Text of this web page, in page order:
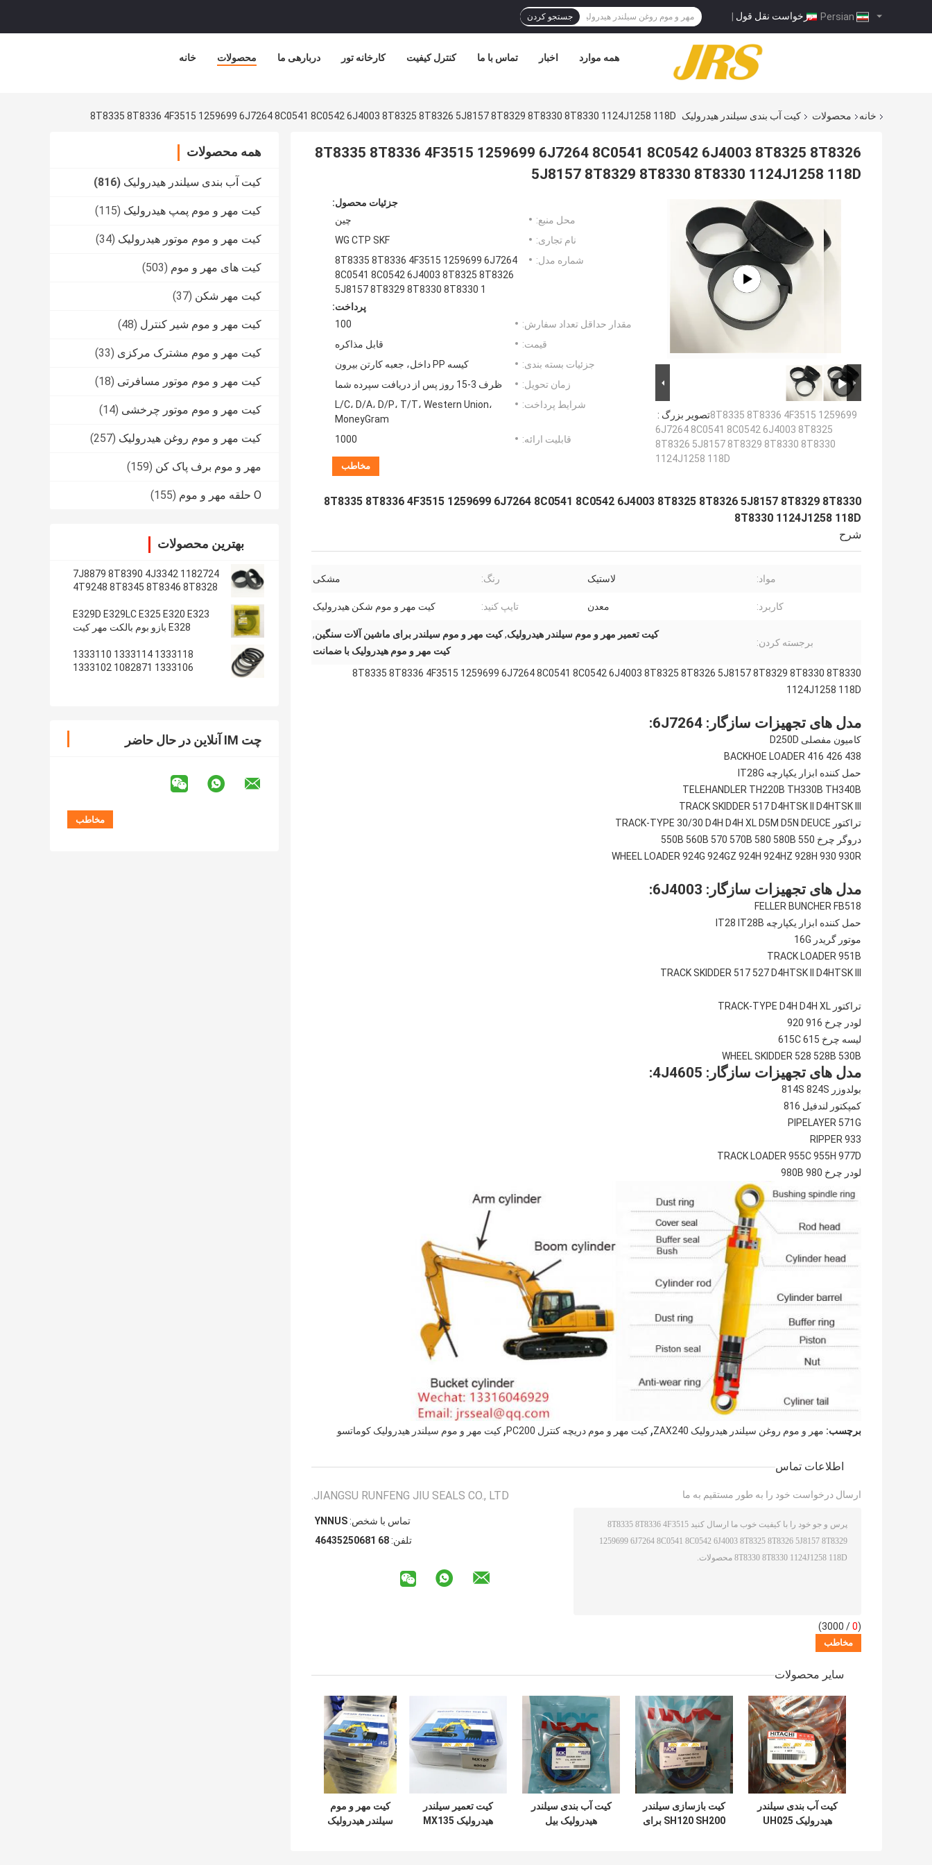
درخواست نقل قول | جستجو کردن
خانه محصولات دربارهی ما کارخانه تور کنترل کیفیت تماس با ما اخبار همه موارد
خانه محصولات کیت آب بندی سیلندر هیدرولیک 8T8335 8T8336 4F3515 1259699 6J7264 8C0541 8C0542 6J4003 8T8325 8T8326 5J8157 8T8329 8T8330 8T8330 1124J1258 118D
همه محصولات
کیت آب بندی سیلندر هیدرولیک (816)
کیت مهر و موم پمپ هیدرولیک (115)
کیت مهر و موم موتور هیدرولیک (34)
کیت های مهر و موم (503)
کیت مهر شکن (37)
کیت مهر و موم شیر کنترل (48)
کیت مهر و موم مشترک مرکزی (33)
کیت مهر و موم موتور مسافرتی (18)
کیت مهر و موم موتور چرخشی (14)
کیت مهر و موم روغن هیدرولیک (257)
مهر و موم برف پاک کن (159)
O حلقه مهر و موم (155)
بهترین محصولات
1182724 7J8879 8T8390 4J3342
4T9248 8T8345 8T8346 8T8328
E329D E329LC E325 E320 E323
E328 بازو بوم بالکت مهر کیت
1333118 1333114 1333110
1333106 1082871 1333102
چت IM آنلاین در حال حاضر
8T8335 8T8336 4F3515 1259699 6J7264 8C0541 8C0542 6J4003 8T8325 8T8326
5J8157 8T8329 8T8330 8T8330 1124J1258 118D
تصویر بزرگ :8T8335 8T8336 4F3515 1259699
6J7264 8C0541 8C0542 6J4003 8T8325
8T8326 5J8157 8T8329 8T8330 8T8330
1124J1258 118D
جزئیات محصول:
محل منبع:
چین
نام تجاری:
WG CTP SKF
شماره مدل:
8T8335 8T8336 4F3515 1259699 6J7264
8C0541 8C0542 6J4003 8T8325 8T8326
5J8157 8T8329 8T8330 8T8330 1
پرداخت:
مقدار حداقل تعداد سفارش:
100
قیمت:
قابل مذاکره
جزئیات بسته بندی:
کیسه PP داخل، جعبه کارتن بیرون
زمان تحویل:
ظرف 3-15 روز پس از دریافت سپرده شما
شرایط پرداخت:
L/C، D/A، D/P، T/T، Western Union،
MoneyGram
قابلیت ارائه:
1000
مخاطب
8T8335 8T8336 4F3515 1259699 6J7264 8C0541 8C0542 6J4003 8T8325 8T8326 5J8157 8T8329 8T8330
8T8330 1124J1258 118D
شرح
مواد: لاستیک رنگ: مشکی
کاربرد: معدن تایپ کنید: کیت مهر و موم شکن هیدرولیک
برجسته کردن:
کیت تعمیر مهر و موم سیلندر هیدرولیک,کیت مهر و موم سیلندر برای ماشین آلات سنگین,
کیت مهر و موم هیدرولیک با ضمانت
8T8335 8T8336 4F3515 1259699 6J7264 8C0541 8C0542 6J4003 8T8325 8T8326 5J8157 8T8329 8T8330 8T8330
1124J1258 118D
مدل های تجهیزات سازگار: 6J7264:
کامیون مفصلی D250D
BACKHOE LOADER 416 426 438
حمل کننده ابزار یکپارچه IT28G
TELEHANDLER TH220B TH330B TH340B
TRACK SKIDDER 517 D4HTSK II D4HTSK III
تراکتور TRACK-TYPE 30/30 D4H D4H XL D5M D5N DEUCE
دروگر چرخ 550 550B 560B 570 570B 580 580B
WHEEL LOADER 924G 924GZ 924H 924HZ 928H 930 930R
مدل های تجهیزات سازگار: 6J4003:
FELLER BUNCHER FB518
حمل کننده ابزار یکپارچه IT28 IT28B
موتور گریدر 16G
TRACK LOADER 951B
TRACK SKIDDER 517 527 D4HTSK II D4HTSK III
تراکتور TRACK-TYPE D4H D4H XL
لودر چرخ 916 920
لیسه چرخ 615 615C
WHEEL SKIDDER 528 528B 530B
مدل های تجهیزات سازگار: 4J4605:
بولدوزر 814S 824S
کمپکتور لندفیل 816
PIPELAYER 571G
RIPPER 933
TRACK LOADER 955C 955H 977D
لودر چرخ 980 980B
برچسب: مهر و موم روغن سیلندر هیدرولیک ZAX240 , کیت مهر و موم دریچه کنترل PC200 , کیت مهر و موم سیلندر هیدرولیک کوماتسو
اطلاعات تماس
JIANGSU RUNFENG JIU SEALS CO., LTD.
تماس با شخص: SUNNY
تلفن: 86 18605253464
ارسال درخواست خود را به طور مستقیم به ما
(
0
/ 3000)
سایر محصولات
کیت آب بندی سیلندر
هیدرولیک UH025
کیت بازسازی سیلندر
SH120 SH200 برای
کیت آب بندی سیلندر
هیدرولیک بیل
کیت تعمیر سیلندر
هیدرولیک MX135
کیت مهر و موم
سیلندر هیدرولیک